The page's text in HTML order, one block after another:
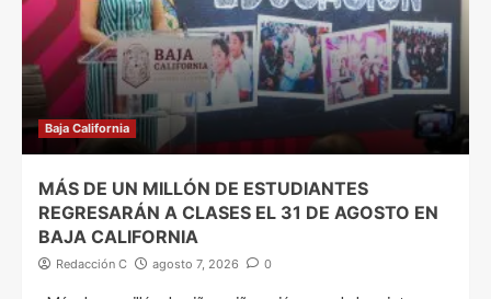
Baja California
MÁS DE UN MILLÓN DE ESTUDIANTES
REGRESARÁN A CLASES EL 31 DE AGOSTO EN
BAJA CALIFORNIA
Redacción C agosto 7, 2026 0